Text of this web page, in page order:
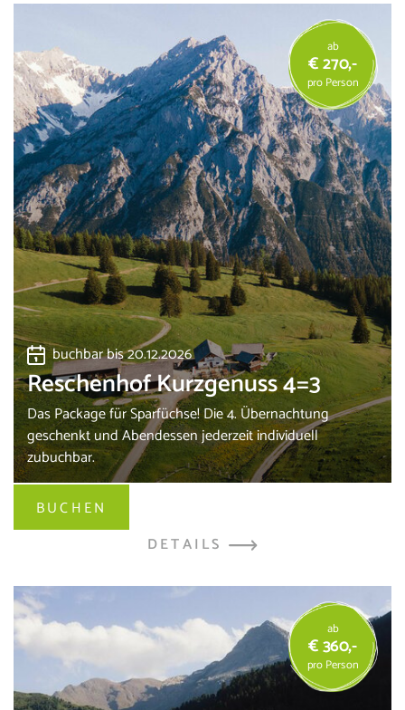
buchbar bis 20.12.2026
Reschenhof Kurzgenuss 4=3
Das Package für Sparfüchse! Die 4. Übernachtung
geschenkt und Abendessen jederzeit individuell
zubuchbar.
ab
€ 270,-
pro Person
BUCHEN
DETAILS
ab
€ 360,-
pro Person